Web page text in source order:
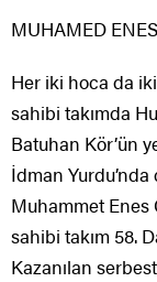
MUHAMED
Her iki hoca da
sahibi takımda
Batuhan Kör’ün
İdman
Muhammet Enes
sahibi takım 58.
Kazanılan